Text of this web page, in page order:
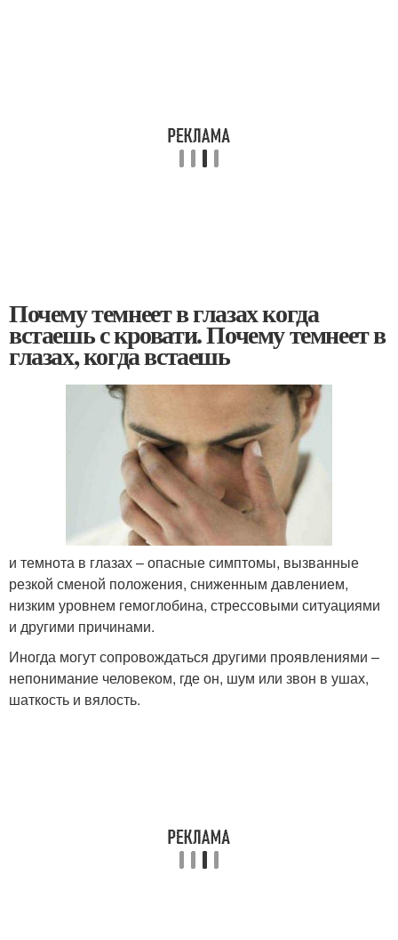
Почему темнеет в глазах когда
встаешь с кровати. Почему темнеет в
глазах, когда встаешь
и темнота в глазах – опасные симптомы, вызванные
резкой сменой положения, сниженным давлением,
низким уровнем гемоглобина, стрессовыми ситуациями
и другими причинами.
Иногда могут сопровождаться другими проявлениями –
непонимание человеком, где он, шум или звон в ушах,
шаткость и вялость.